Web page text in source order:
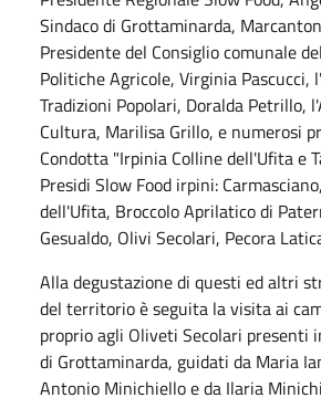
Sindaco di Grottaminarda,
Presidente del Consiglio comunale
Politiche Agricole, Virginia Pascucci,
Tradizioni Popolari, Doralda Petrillo,
Cultura, Marilisa Grillo, e numerosi
Condotta "Irpinia Colline dell'Ufita e
Presidi Slow Food irpini:
dell'Ufita, Broccolo Aprilatico di
Gesualdo, Olivi Secolari, Pecora
Alla degustazione di questi ed altri
del territorio è seguita la visita ai
proprio agli Oliveti Secolari presenti
di Grottaminarda, guidati da Maria
Antonio Minichiello e da Ilaria